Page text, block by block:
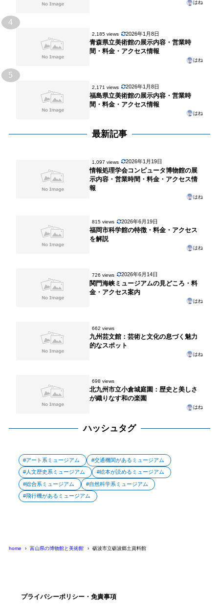
はね
4
2,185 views 2026年1月8日
青森県立美術館の展示内容・営業時
間・料金・アクセス情報
はね
5
2,171 views 2026年1月8日
福島県立美術館の展示内容・営業時
間・料金・アクセス情報
はね
最新記事
1,097 views 2026年1月19日
情報処理学会コンピュータ博物館の展
示内容・営業時間・料金・アクセス情
報
はね
815 views 2026年6月19日
福岡市科学館の特徴・料金・アクセス
を解説
はね
726 views 2026年6月14日
関門海峡ミュージアムの見どころ・料
金・アクセス案内
はね
662 views
九州芸文館：芸術と文化の息づく魅力
的なスポット
はね
698 views
北九州市立小倉城庭園：歴史と美しさ
が織りなす和の楽園
はね
ハッシュタグ
アート系ミュージアム 交通機関があるミュージアム
人文歴史系ミュージアム 絵本が読めるミュージアム
総合系ミュージアム 自然科学系ミュージアム
飛行機があるミュージアム
home 富山県の博物館と美術館 砺波市立砺波郷土資料館
プライバシーポリシー・免責事項